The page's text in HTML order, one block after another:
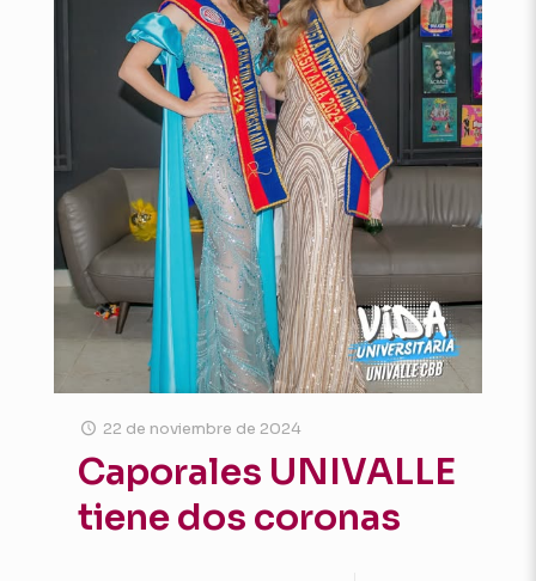
22 de noviembre de 2024
Caporales UNIVALLE
tiene dos coronas